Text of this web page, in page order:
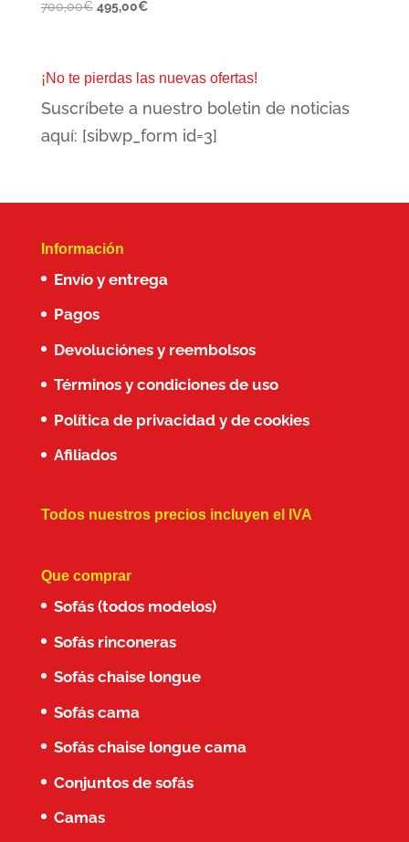
700,00€ El
495,00€El
¡No te pierdas las nuevas ofertas!
Suscríbete a nuestro boletin de noticias
aquí: [sibwp_form id=3]
Información
Envío y entrega
Pagos
Devoluciónes y reembolsos
Términos y condiciones de uso
Política de privacidad y de cookies
Afiliados
Todos nuestros precios incluyen el IVA
Que comprar
Sofás (todos modelos)
Sofás rinconeras
Sofás chaise longue
Sofás cama
Sofás chaise longue cama
Conjuntos de sofás
Camas